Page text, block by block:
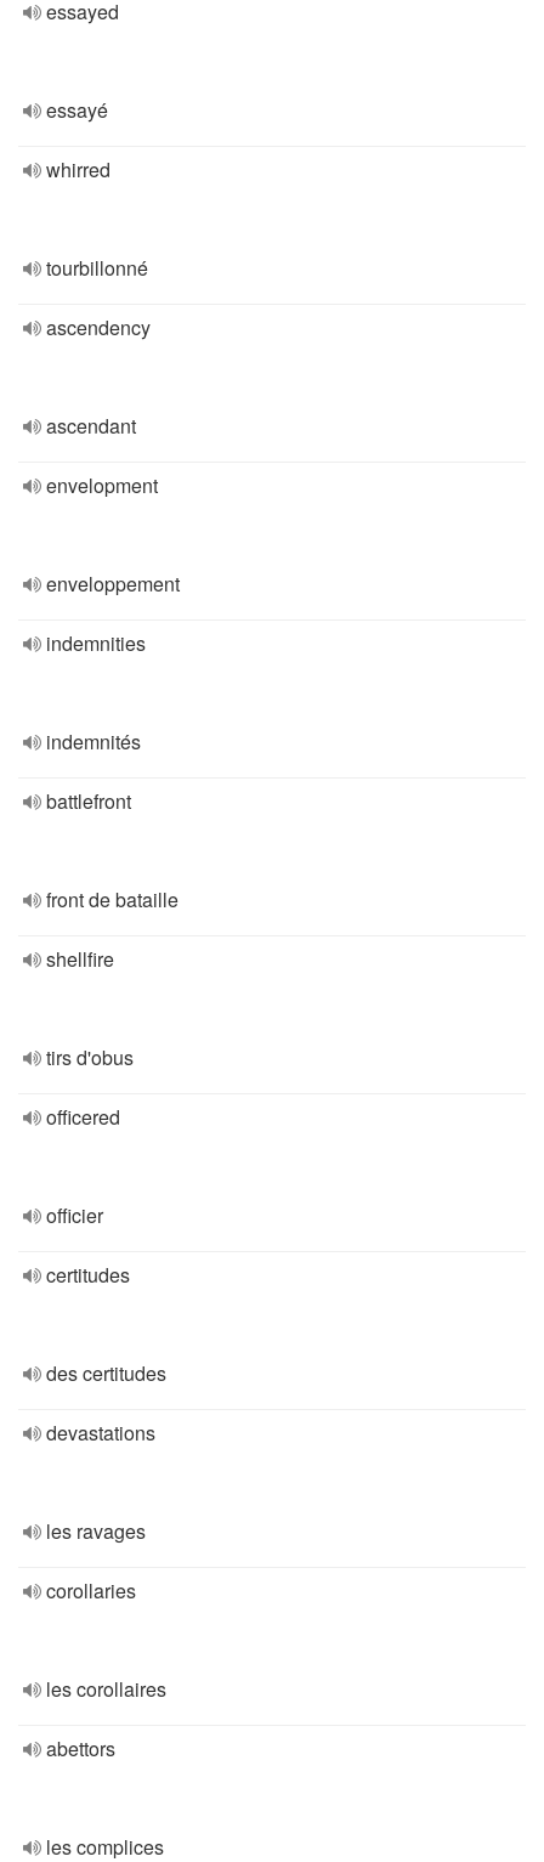
essayed
essayé
whirred
tourbillonné
ascendency
ascendant
envelopment
enveloppement
indemnities
indemnités
battlefront
front de bataille
shellfire
tirs d'obus
officered
officier
certitudes
des certitudes
devastations
les ravages
corollaries
les corollaires
abettors
les complices